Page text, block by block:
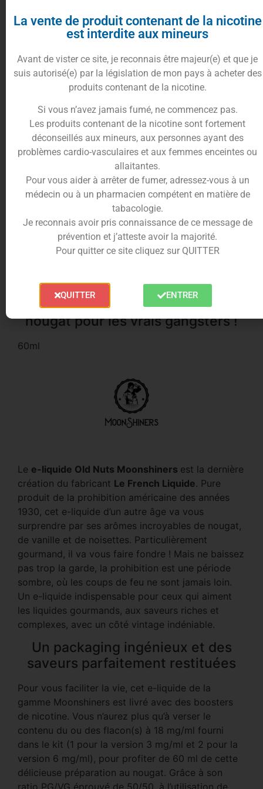
Taux de
Votre prix 19.90 € × 1
19.90€
Ajouter au panier
points fidélités
Description Informations complémentaires
Le Old Nuts : un e-liquide au
nougat pour les vrais gangsters !
60ml
Le e-liquide Old Nuts Moonshiners est la dernière
création du fabricant Le French Liquide. Pure
produit de la prohibition américaine des années
1930, cet e-liquide d’un autre âge va vous
surprendre par ses arômes incroyables de nougat,
de vanille et de noisettes. Particulièrement
gourmand, il va vous faire fondre ! Mais ne baissez
pas trop la garde, la prohibition est une période
sombre, où les coups de feu ne sont jamais loin.
Un e-liquide indispensable pour ceux qui aiment
les liquides gourmands, aux saveurs riches et
complexes, avec un côté vintage indéniable.
Un packaging ingénieux et des
saveurs parfaitement restituées
Pour vous faciliter la vie, cet e-liquide de la
gamme Moonshiners est livré avec des boosters
de nicotine. Vous n’aurez plus qu’à verser le
contenu du ou des flacon(s) à 18 mg/ml fourni
dans le kit (1 pour la version 3 mg/ml et 2 pour la
version 6 mg/ml), pour profiter de 60 ml de cette
délicieuse préparation au nougat. Grâce à son
La vente de produit contenant de la nicotine
est interdite aux mineurs
Avant de vister ce site, je reconnais être majeur(e) et que je
suis autorisé(e) par la législation de mon pays à acheter des
produits contenant de la nicotine.
Si vous n’avez jamais fumé, ne commencez pas.
Les produits contenant de la nicotine sont fortement
déconseillés aux mineurs, aux personnes ayant des
problèmes cardio-vasculaires et aux femmes enceintes ou
allaitantes.
Pour vous aider à arrêter de fumer, adressez-vous à un
médecin ou à un pharmacien compétent en matière de
tabacologie.
Je reconnais avoir pris connaissance de ce message de
prévention et j’atteste avoir la majorité.
Pour quitter ce site cliquez sur QUITTER
QUITTER ENTRER